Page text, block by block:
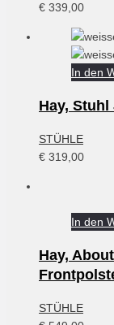
€ 339,00
In den
Hay, Stuhl
STÜHLE
€ 319,00
In den
Hay,
STÜHLE